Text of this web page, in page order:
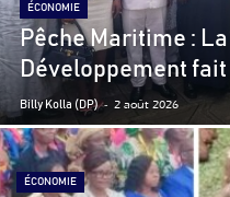
ÉCONOMIE
Pêche Maritime :
Développement fait
Billy Kolla (DP) - 2 août 2026
ÉCONOMIE